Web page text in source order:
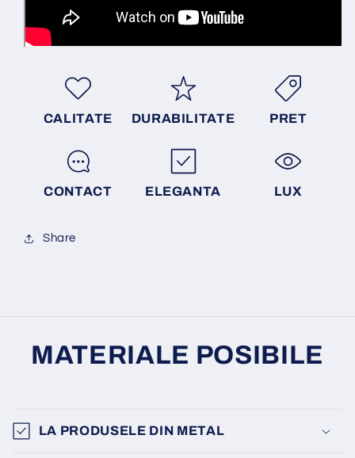
CALITATE DURABILITATE PRET
CONTACT ELEGANTA LUX
Share
MATERIALE POSIBILE
LA PRODUSELE DIN METAL